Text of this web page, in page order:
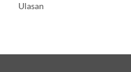
Ulasan